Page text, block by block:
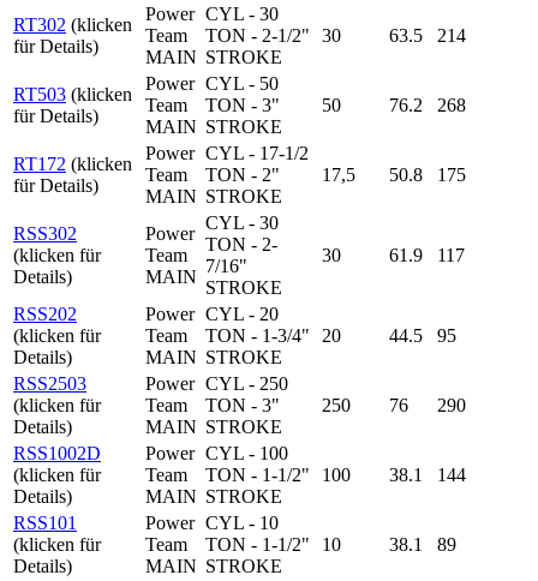
RT302 (klicken
für Details)
Power
Team
MAIN
CYL - 30
TON - 2-1/2"
STROKE
30 63.5 214
RT503 (klicken
für Details)
Power
Team
MAIN
CYL - 50
TON - 3"
STROKE
50 76.2 268
RT172 (klicken
für Details)
Power
Team
MAIN
CYL - 17-1/2
TON - 2"
STROKE
17,5 50.8 175
RSS302
(klicken für
Details)
Power
Team
MAIN
CYL - 30
TON - 2-
7/16"
STROKE
30 61.9 117
RSS202
(klicken für
Details)
Power
Team
MAIN
CYL - 20
TON - 1-3/4"
STROKE
20 44.5 95
RSS2503
(klicken für
Details)
Power
Team
MAIN
CYL - 250
TON - 3"
STROKE
250 76 290
RSS1002D
(klicken für
Details)
Power
Team
MAIN
CYL - 100
TON - 1-1/2"
STROKE
100 38.1 144
RSS101
(klicken für
Details)
Power
Team
MAIN
CYL - 10
TON - 1-1/2"
STROKE
10 38.1 89